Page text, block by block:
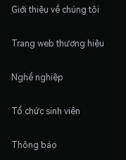
Giới thiệu về chúng tôi
Trang web thương hiệu
Nghề nghiệp
Tổ chức sinh viên
Thông báo